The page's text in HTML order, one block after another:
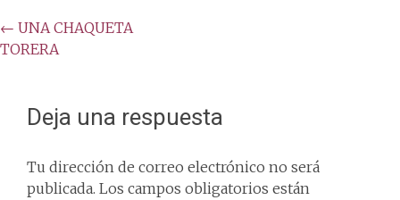
Post
navigation
← UNA CHAQUETA
TORERA
Deja una respuesta
Tu dirección de correo electrónico no será
publicada. Los campos obligatorios están